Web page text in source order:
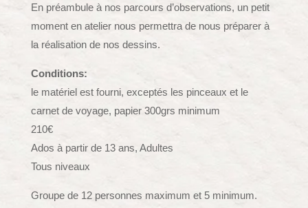
En préambule à nos parcours d’observations, un petit
moment en atelier nous permettra de nous préparer à
la réalisation de nos dessins.
Conditions:
le matériel est fourni, exceptés les pinceaux et le
carnet de voyage, papier 300grs minimum
210€
Ados à partir de 13 ans, Adultes
Tous niveaux
Groupe de 12 personnes maximum et 5 minimum.